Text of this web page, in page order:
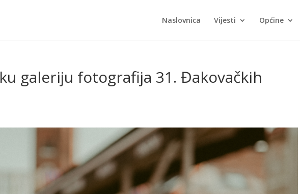
Naslovnica Vijesti Općine
galeriju fotografija 31. Đakovačkih